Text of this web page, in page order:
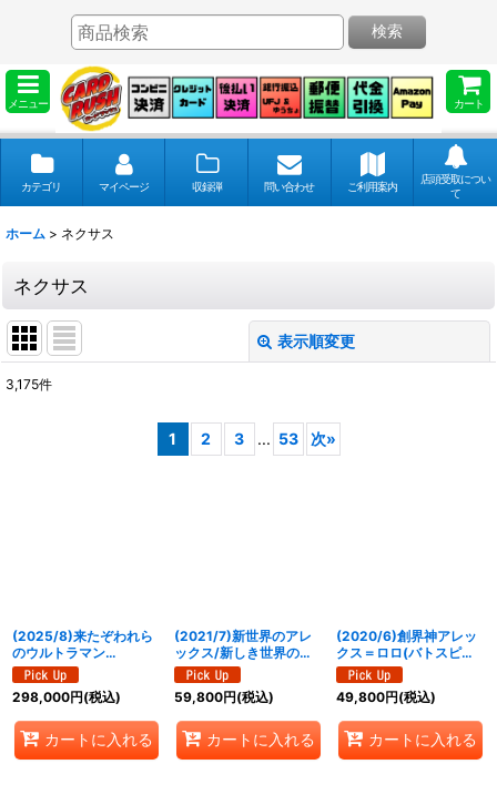
メニュー カート
検索
カテゴリ マイページ 収録弾 問い合わせ ご利用案内
店頭受取につい
て
ホーム > ネクサス
ネクサス
表示順変更
3,175件
1 2 3 ... 53 次»
(2025/8)来たぞわれら
のウルトラマン
(CHAMPION/ウルトラ
マンカップ/VSゼットン
イラスト)【LM】
{LM19-U07}《青》
298,000円(税込)
カートに入れる
(2021/7)新世界のアレ
ックス/新しき世界の創
界神アレックス
(CONGRATULATION)
【CP】{BS55-
TCP10a/BS55-
TCP10b}《多》
59,800円(税込)
カートに入れる
(2020/6)創界神アレッ
クス＝ロロ(バトスピチ
ャンピオンシップ2019-
超煌臨杯-)【XX】
{BS51-XX03}《多》
49,800円(税込)
カートに入れる